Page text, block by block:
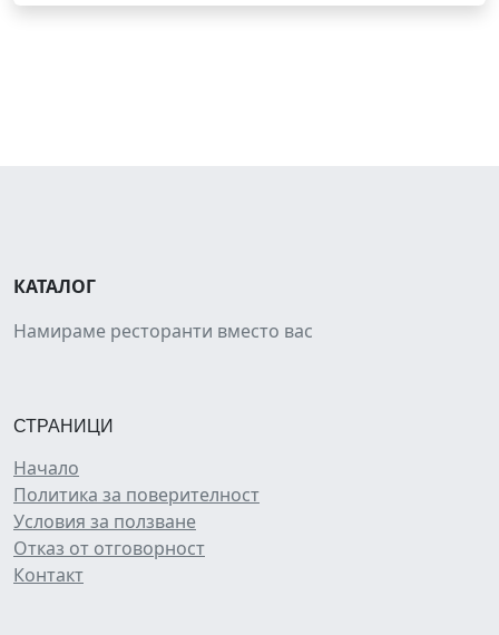
КАТАЛОГ
Намираме ресторанти вместо вас
СТРАНИЦИ
Начало
Политика за поверителност
Условия за ползване
Отказ от отговорност
Контакт